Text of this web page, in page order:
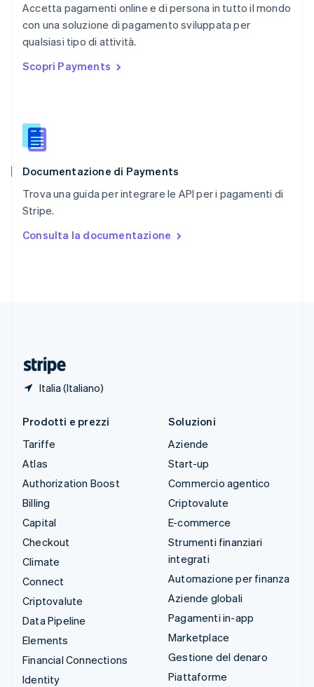
Accetta pagamenti online e di persona in tutto il mondo
con una soluzione di pagamento sviluppata per
qualsiasi tipo di attività.
Scopri Payments
Documentazione di Payments
Trova una guida per integrare le API per i pagamenti di
Stripe.
Consulta la documentazione
Italia (Italiano)
English简体中文
Regno Unito
English
English
English
Slovacchia
Slovenia
Spagna
Español
English Español简体中文
Prodotti e prezzi
Tariffe
Atlas
Authorization Boost
Billing
Capital
Checkout
Climate
Connect
Criptovalute
Data Pipeline
Elements
Financial Connections
Identity
Soluzioni
Aziende
Start-up
Commercio agentico
Criptovalute
E-commerce
Strumenti finanziari
integrati
Automazione per finanza
Aziende globali
Pagamenti in-app
Marketplace
Gestione del denaro
Piattaforme